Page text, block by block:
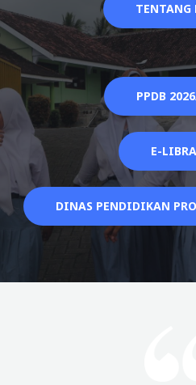
TENTANG
PPDB
E-
DINAS PENDIDIKAN